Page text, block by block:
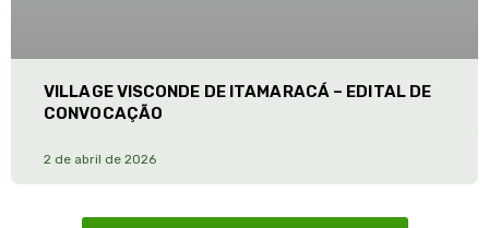
VILLAGE VISCONDE DE ITAMARACÁ – EDITAL DE
CONVOCAÇÃO
2 de abril de 2026